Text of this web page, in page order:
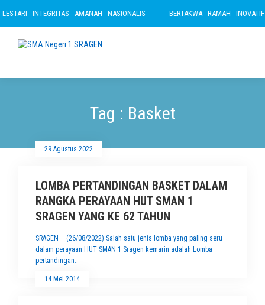
- INTEGRITAS - AMANAH - NASIONALIS BERTAKWA - RAMAH - INOVATIF
Tag : Basket
29 Agustus 2022
LOMBA PERTANDINGAN BASKET DALAM
RANGKA PERAYAAN HUT SMAN 1
SRAGEN YANG KE 62 TAHUN
SRAGEN – (26/08/2022) Salah satu jenis lomba yang paling seru
dalam perayaan HUT SMAN 1 Sragen kemarin adalah Lomba
pertandingan..
14 Mei 2014